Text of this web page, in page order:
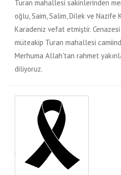
Turan mahallesi sakinlerinden
oğlu, Saim, Salim, Dilek ve Nazife
Karadeniz vefat etmiştir.
müteakip Turan mahallesi
Merhuma Allah'tan rahmet
diliyoruz.